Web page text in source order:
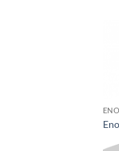
ENO